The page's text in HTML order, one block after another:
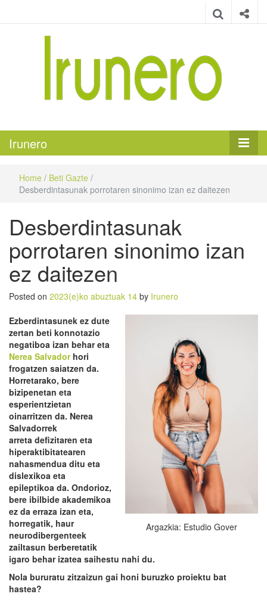
Irunero
Home / Beti Gazte /
Desberdintasunak porrotaren sinonimo izan ez daitezen
Desberdintasunak
porrotaren sinonimo izan
ez daitezen
Posted on 2023(e)ko abuztuak 14 by Irunero
Argazkia: Estudio Gover
Ezberdintasunek ez dute
zertan beti konnotazio
negatiboa izan behar eta
Nerea Salvadorhori
frogatzen saiatzen da.
Horretarako, bere
bizipenetan eta
esperientzietan
oinarritzen da. Nerea
Salvadorrek
arreta defizitaren eta
hiperaktibitatearen
nahasmendua ditu eta
dislexikoa eta
epileptikoa da. Ondorioz,
bere ibilbide akademikoa
ez da erraza izan eta,
horregatik, haur
neurodibergenteek
zailtasun berberetatik
igaro behar izatea saihestu nahi du.
Nola bururatu zitzaizun gai honi buruzko proiektu bat
hastea?